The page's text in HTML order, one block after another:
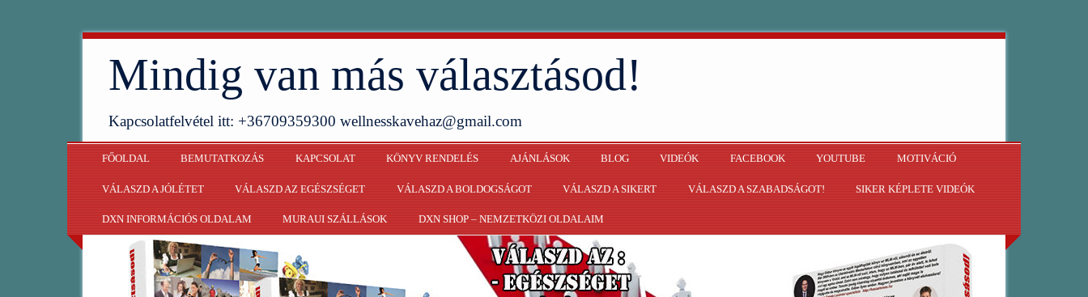
Mindig van más választásod!
Kapcsolatfelvétel itt: +36709359300 wellnesskavehaz@gmail.com
FŐOLDAL BEMUTATKOZÁS KAPCSOLAT KÖNYV RENDELÉS AJÁNLÁSOK BLOG VIDEÓK FACEBOOK YOUTUBE MOTIVÁCIÓ
VÁLASZD A JÓLÉTET VÁLASZD AZ EGÉSZSÉGET VÁLASZD A BOLDOGSÁGOT VÁLASZD A SIKERT VÁLASZD A SZABADSÁGOT! SIKER KÉPLETE VIDEÓK
DXN INFORMÁCIÓS OLDALAM MURAUI SZÁLLÁSOK DXN SHOP – NEMZETKÖZI OLDALAIM